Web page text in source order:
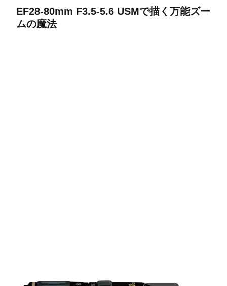
EF28-80mm F3.5-5.6 USMで描く万能ズー
ムの魔法